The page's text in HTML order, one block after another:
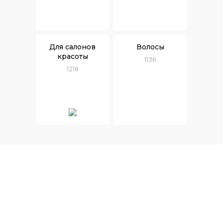
Для салонов
красоты
1218
Волосы
1136